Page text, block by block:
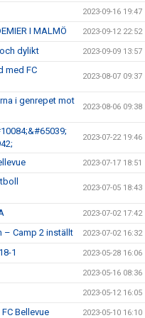
2023-09-16 19:47
I MALMÖ 2023-09-12 22:52
dylikt 2023-09-09 13:57
med FC
2023-08-07 09:37
i genrepet mot
2023-08-06 09:38
2023-07-22 19:46
2023-07-17 18:51
2023-07-05 18:43
2023-07-02 17:42
– Camp 2 inställt 2023-07-02 16:32
1 2023-05-28 16:06
2023-05-16 08:36
2023-05-12 16:05
Bellevue 2023-05-10 16:10